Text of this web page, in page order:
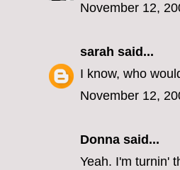
November 12,
sarah said...
I know, who
November 12,
Donna said...
Yeah. I'm turnin'